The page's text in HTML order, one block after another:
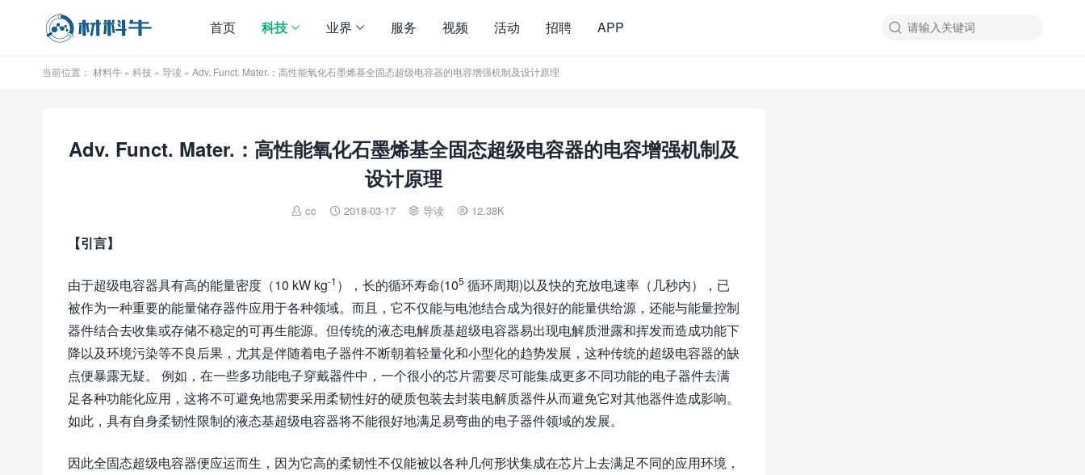

首页 科技 业界 服务 视频 活动 招聘 APP
当前位置： 材料牛 » 科技 » 导读 » Adv. Funct. Mater.：高性能氧化石墨烯基全固态超级电容器的电容增强机制及设计原理
Adv. Funct. Mater.：高性能氧化石墨烯基全固态超级电容器的电容增强机制及
设计原理
 cc  2018-03-17  导读  12.38K
【引言】
由于超级电容器具有高的能量密度（10 kW kg-1 ），长的循环寿命(105 循环周期)以及快的充放电速率（几秒内），已
被作为一种重要的能量储存器件应用于各种领域。而且，它不仅能与电池结合成为很好的能量供给源，还能与能量控制
器件结合去收集或存储不稳定的可再生能源。但传统的液态电解质基超级电容器易出现电解质泄露和挥发而造成功能下
降以及环境污染等不良后果，尤其是伴随着电子器件不断朝着轻量化和小型化的趋势发展，这种传统的超级电容器的缺
点便暴露无疑。 例如，在一些多功能电子穿戴器件中，一个很小的芯片需要尽可能集成更多不同功能的电子器件去满
足各种功能化应用，这将不可避免地需要采用柔韧性好的硬质包装去封装电解质器件从而避免它对其他器件造成影响。
如此，具有自身柔韧性限制的液态基超级电容器将不能很好地满足易弯曲的电子器件领域的发展。
因此全固态超级电容器便应运而生，因为它高的柔韧性不仅能被以各种几何形状集成在芯片上去满足不同的应用环境，